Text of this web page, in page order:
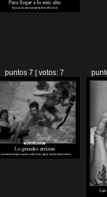
puntos 7 | votos: 7